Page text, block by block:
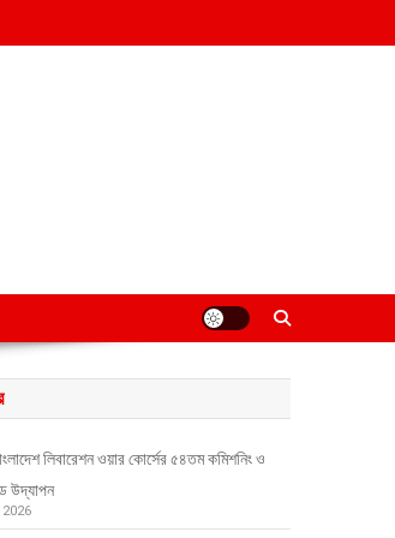
লিবারেশন ওয়ার কোর্সের ৫৪তম কমিশনিং ও
উদ্‌যাপন